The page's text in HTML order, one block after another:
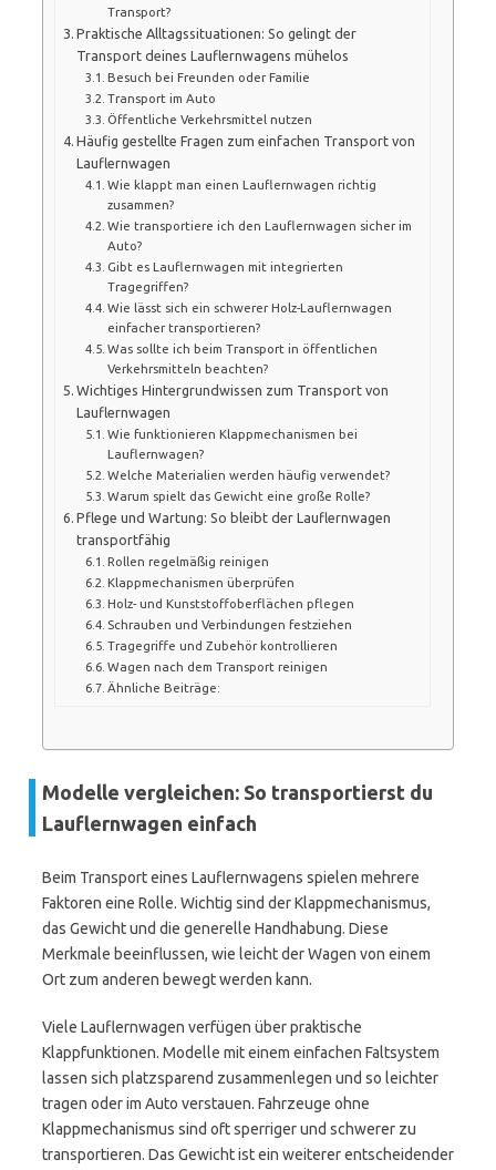
Transport?
Praktische Alltagssituationen: So gelingt der
Transport deines Lauflernwagens mühelos
Besuch bei Freunden oder Familie
Transport im Auto
Öffentliche Verkehrsmittel nutzen
Häufig gestellte Fragen zum einfachen Transport von
Lauflernwagen
Wie klappt man einen Lauflernwagen richtig
zusammen?
Wie transportiere ich den Lauflernwagen sicher im
Auto?
Gibt es Lauflernwagen mit integrierten
Tragegriffen?
Wie lässt sich ein schwerer Holz-Lauflernwagen
einfacher transportieren?
Was sollte ich beim Transport in öffentlichen
Verkehrsmitteln beachten?
Wichtiges Hintergrundwissen zum Transport von
Lauflernwagen
Wie funktionieren Klappmechanismen bei
Lauflernwagen?
Welche Materialien werden häufig verwendet?
Warum spielt das Gewicht eine große Rolle?
Pflege und Wartung: So bleibt der Lauflernwagen
transportfähig
Rollen regelmäßig reinigen
Klappmechanismen überprüfen
Holz- und Kunststoffoberflächen pflegen
Schrauben und Verbindungen festziehen
Tragegriffe und Zubehör kontrollieren
Wagen nach dem Transport reinigen
Ähnliche Beiträge:
Modelle vergleichen: So transportierst du
Lauflernwagen einfach
Beim Transport eines Lauflernwagens spielen mehrere
Faktoren eine Rolle. Wichtig sind der Klappmechanismus,
das Gewicht und die generelle Handhabung. Diese
Merkmale beeinflussen, wie leicht der Wagen von einem
Ort zum anderen bewegt werden kann.
Viele Lauflernwagen verfügen über praktische
Klappfunktionen. Modelle mit einem einfachen Faltsystem
lassen sich platzsparend zusammenlegen und so leichter
tragen oder im Auto verstauen. Fahrzeuge ohne
Klappmechanismus sind oft sperriger und schwerer zu
transportieren. Das Gewicht ist ein weiterer entscheidender